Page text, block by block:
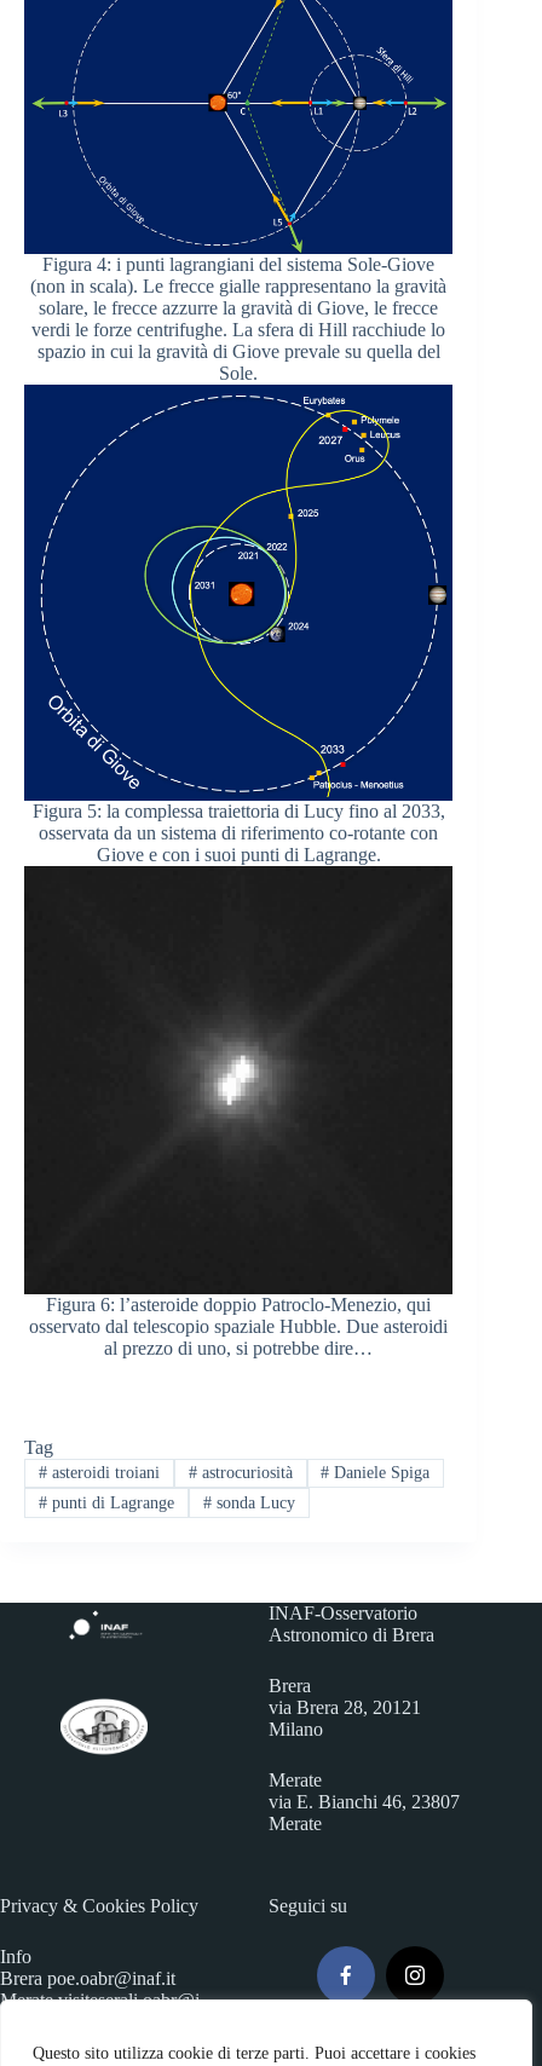
Questo sito utilizza cookie di terze parti. Puoi accettare i cookies
Figura 4: i punti lagrangiani del sistema Sole-Giove
(non in scala). Le frecce gialle rappresentano la gravità
solare, le frecce azzurre la gravità di Giove, le frecce
verdi le forze centrifughe. La sfera di Hill racchiude lo
spazio in cui la gravità di Giove prevale su quella del
Sole.
Figura 5: la complessa traiettoria di Lucy fino al 2033,
osservata da un sistema di riferimento co-rotante con
Giove e con i suoi punti di Lagrange.
Figura 6: l’asteroide doppio Patroclo-Menezio, qui
osservato dal telescopio spaziale Hubble. Due asteroidi
al prezzo di uno, si potrebbe dire…
Tag
#asteroidi troiani #astrocuriosità # Daniele Spiga
#punti di Lagrange #sonda Lucy
INAF-Osservatorio
Astronomico di Brera
Brera
via Brera 28, 20121
Milano
Merate
via E. Bianchi 46, 23807
Merate
Privacy & Cookies Policy
Info
Brera poe.oabr@inaf.it
Meratevisiteserali.oabr@i
Seguici su